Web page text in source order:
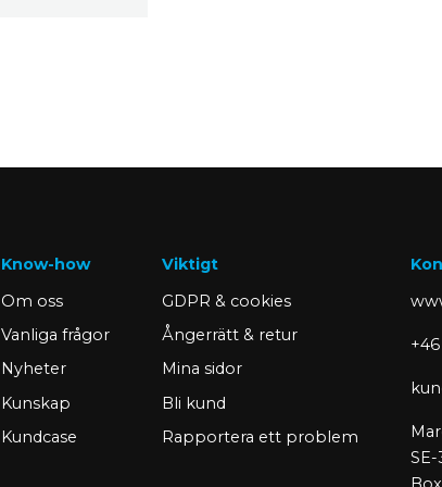
Know-how
Om oss
Vanliga frågor
Nyheter
Kunskap
Kundcase
Viktigt
GDPR & cookies
Ångerrätt & retur
Mina sidor
Bli kund
Rapportera ett problem